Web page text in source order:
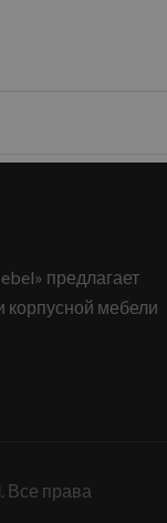
предлагает
корпусной мебели
. Все права